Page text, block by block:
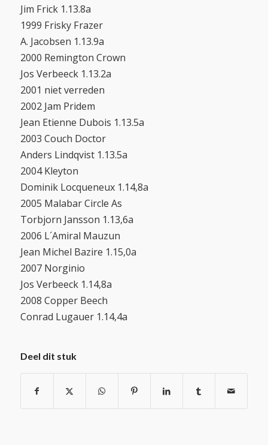
Jim Frick 1.13.8a
1999 Frisky Frazer
A. Jacobsen 1.13.9a
2000 Remington Crown
Jos Verbeeck 1.13.2a
2001 niet verreden
2002 Jam Pridem
Jean Etienne Dubois 1.13.5a
2003 Couch Doctor
Anders Lindqvist 1.13.5a
2004 Kleyton
Dominik Locqueneux 1.14,8a
2005 Malabar Circle As
Torbjorn Jansson 1.13,6a
2006 L´Amiral Mauzun
Jean Michel Bazire 1.15,0a
2007 Norginio
Jos Verbeeck 1.14,8a
2008 Copper Beech
Conrad Lugauer 1.14,4a
Deel dit stuk